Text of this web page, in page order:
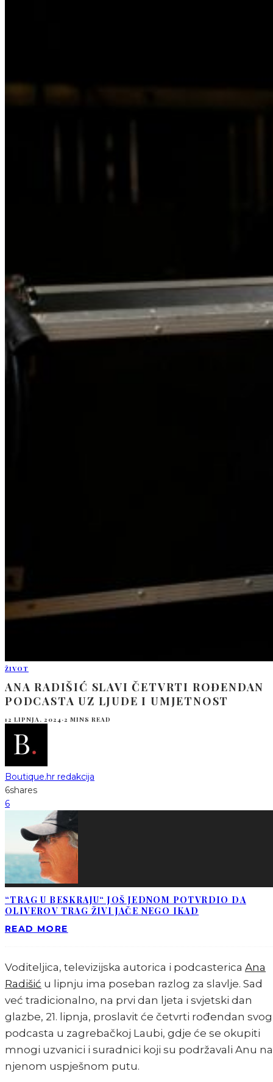
ŽIVOT
ANA RADIŠIĆ SLAVI ČETVRTI ROĐENDAN
PODCASTA UZ LJUDE I UMJETNOST
12 LIPNJA, 2024·2 MINS READ
Boutique.hr redakcija
6shares
6
“TRAG U BESKRAJU“ JOŠ JEDNOM POTVRDIO DA
OLIVEROV TRAG ŽIVI JAČE NEGO IKAD
READ MORE
Voditeljica, televizijska autorica i podcasterica Ana
Radišić u lipnju ima poseban razlog za slavlje. Sad
već tradicionalno, na prvi dan ljeta i svjetski dan
glazbe, 21. lipnja, proslavit će četvrti rođendan svog
podcasta u zagrebačkoj Laubi, gdje će se okupiti
mnogi uzvanici i suradnici koji su podržavali Anu na
njenom uspješnom putu.